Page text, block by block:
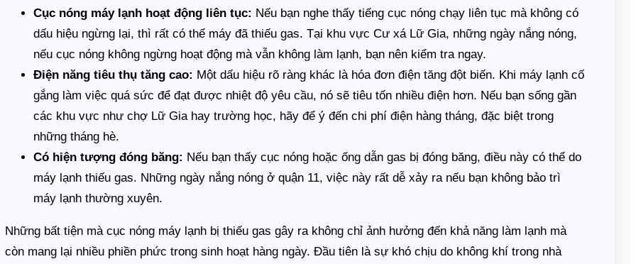
Cục nóng máy lạnh hoạt động liên tục: Nếu bạn nghe thấy tiếng cục nóng chạy liên tục mà không có
dấu hiệu ngừng lại, thì rất có thể máy đã thiếu gas. Tại khu vực Cư xá Lữ Gia, những ngày nắng nóng,
nếu cục nóng không ngừng hoạt động mà vẫn không làm lạnh, bạn nên kiểm tra ngay.
Điện năng tiêu thụ tăng cao: Một dấu hiệu rõ ràng khác là hóa đơn điện tăng đột biến. Khi máy lạnh cố
gắng làm việc quá sức để đạt được nhiệt độ yêu cầu, nó sẽ tiêu tốn nhiều điện hơn. Nếu bạn sống gần
các khu vực như chợ Lữ Gia hay trường học, hãy để ý đến chi phí điện hàng tháng, đặc biệt trong
những tháng hè.
Có hiện tượng đóng băng: Nếu bạn thấy cục nóng hoặc ống dẫn gas bị đóng băng, điều này có thể do
máy lạnh thiếu gas. Những ngày nắng nóng ở quận 11, việc này rất dễ xảy ra nếu bạn không bảo trì
máy lạnh thường xuyên.
Những bất tiện mà cục nóng máy lạnh bị thiếu gas gây ra không chỉ ảnh hưởng đến khả năng làm lạnh mà
còn mang lại nhiều phiền phức trong sinh hoạt hàng ngày. Đầu tiên là sự khó chịu do không khí trong nhà